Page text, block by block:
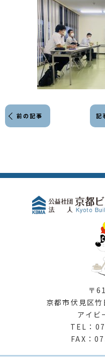
前の記事 記
〒
京都市伏見区
アイビ
TEL：
FAX：